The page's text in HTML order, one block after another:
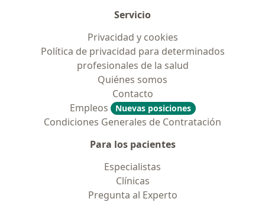
Servicio
Privacidad y cookies
Política de privacidad para determinados
profesionales de la salud
Quiénes somos
Contacto
Empleos
Nuevas posiciones
Condiciones Generales de Contratación
Para los pacientes
Especialistas
Clínicas
Pregunta al Experto